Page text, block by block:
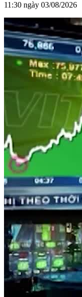
11:30 ngày 03/08/2026